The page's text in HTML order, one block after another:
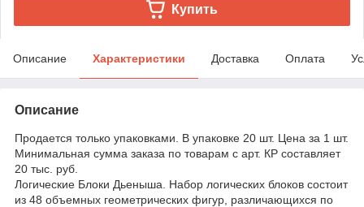
Купить
Описание Характеристики Доставка Оплата
Описание
Продается только упаковками. В упаковке 20 шт. Цена за 1 шт.
Минимальная сумма заказа по товарам с арт. КР составляет
20 тыс. руб.
Логические Блоки Дьеныша. Набор логических блоков состоит
из 48 объемных геометрических фигур, различающихся по